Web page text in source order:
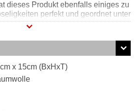
dieses Produkt ebenfalls einiges zu
perfekt und geordnet unter
zwei praktischen
auf der Vorderseite des
zu einem trendigen Eyecatcher
x 15cm (BxHxT)